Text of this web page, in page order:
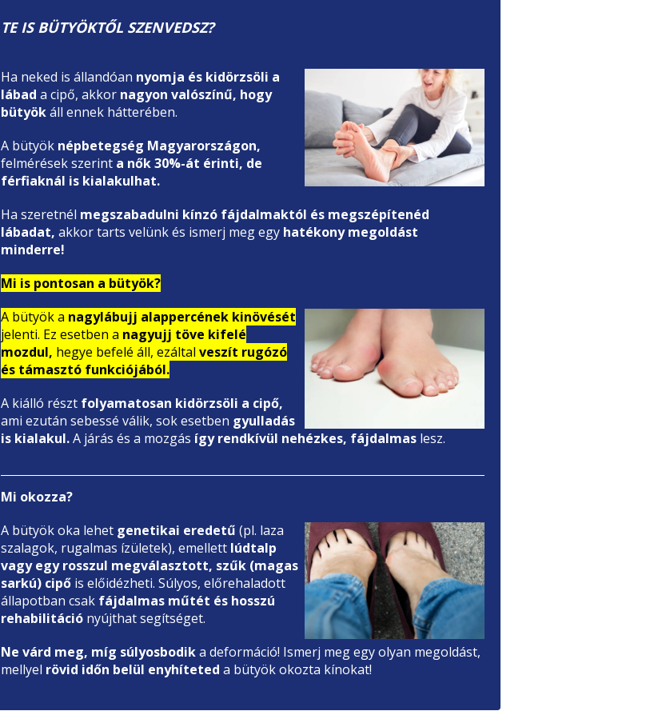
TE IS BÜTYÖKTŐL SZENVEDSZ?
Ha neked is állandóan nyomja és kidörzsöli a
lábad a cipő, akkor nagyon valószínű, hogy
bütyökáll ennek hátterében.
A bütyök népbetegség Magyarországon,
felmérések szerint a nők 30%-át érinti, de
férfiaknál is kialakulhat.
Ha szeretnél megszabadulni kínzó fájdalmaktól és megszépítenéd
lábadat, akkor tarts velünk és ismerj meg egy hatékony megoldást
minderre!
Mi is pontosan a bütyök?
A bütyök a nagylábujj alappercének kinövését
jelenti. Ez esetben a nagyujj töve kifelé
mozdul, hegye befelé áll, ezáltal veszít rugózó
és támasztó funkciójából.
A kiálló részt folyamatosan kidörzsöli a cipő,
ami ezután sebessé válik, sok esetben gyulladás
is kialakul.A járás és a mozgás így rendkívül nehézkes, fájdalmas lesz.
Mi okozza?
A bütyök oka lehet genetikai eredetű (pl. laza
szalagok, rugalmas ízületek), emellett lúdtalp
vagy egy rosszul megválasztott, szűk (magas
sarkú) cipő is előidézheti. Súlyos, előrehaladott
állapotban csak fájdalmas műtét és hosszú
rehabilitáció nyújthat segítséget.
Ne várd meg, míg súlyosbodika deformáció! Ismerj meg egy olyan megoldást,
mellyel rövid időn belül enyhíteted a bütyök okozta kínokat!